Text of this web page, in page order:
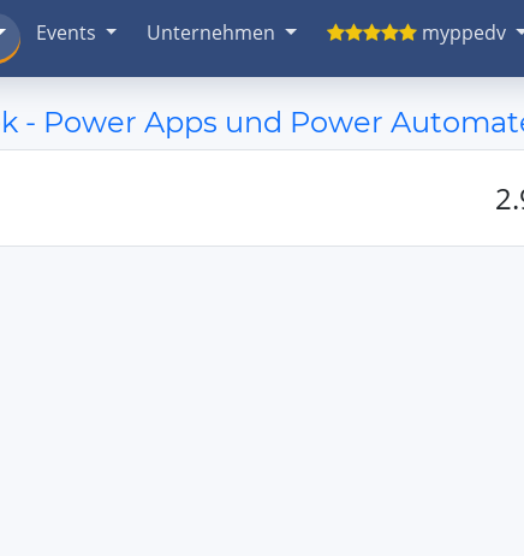
Events Unternehmen myppedv
- Power Apps und Power